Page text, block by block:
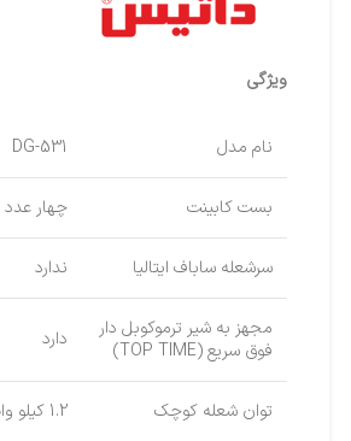
ویژگی
نام مدل DG-531
بست کابینت چهار عدد
سرشعله ساباف ایتالیا ندارد
مجهز به شیر ترموکوبل دار
فوق سریع (TOP TIME)
دارد
توان شعله کوچک 1.2 کیلو وات